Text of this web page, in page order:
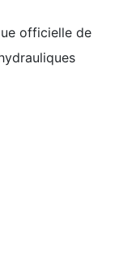
officielle de